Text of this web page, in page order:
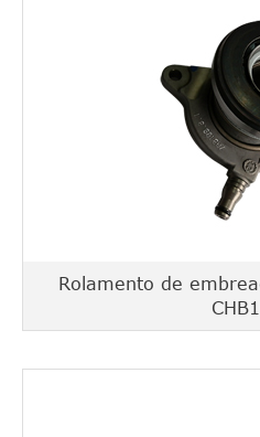
Rolamento de